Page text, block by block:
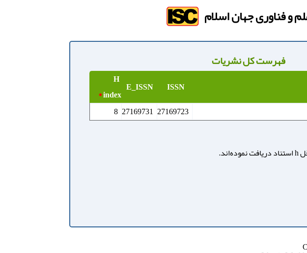
فناوری جهان اسلام
فهرست کل نشریات
ISSN
E_ISSN
H
index
*
27169723
27169731
8